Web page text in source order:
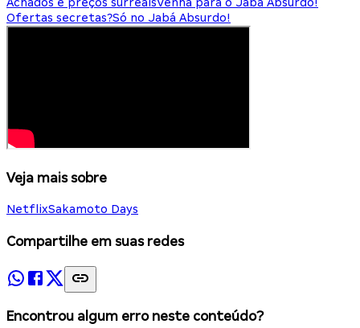
Ofertas secretas?Só no Jabá Absurdo!
Veja mais sobre
NetflixSakamoto Days
Compartilhe em suas redes
Encontrou algum erro neste conteúdo?